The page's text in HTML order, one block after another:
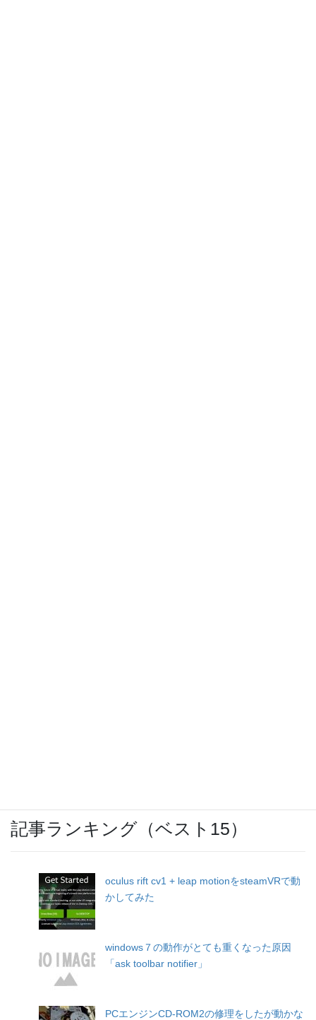
記事ランキング（ベスト15）
oculus rift cv1 + leap motionをsteamVRで動
かしてみた
windows７の動作がとても重くなった原因
「ask toolbar notifier」
PCエンジンCD-ROM2の修理をしたが動かな